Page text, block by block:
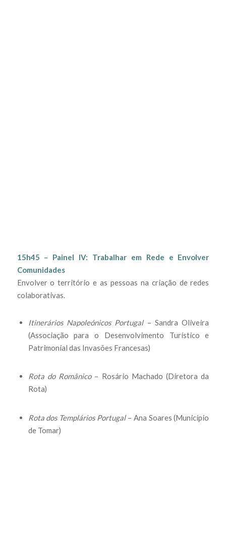
15h45 – Painel IV: Trabalhar em Rede e Envolver
Comunidades
Envolver o território e as pessoas na criação de redes
colaborativas.
Itinerários Napoleónicos Portugal– Sandra Oliveira
(Associação para o Desenvolvimento Turístico e
Patrimonial das Invasões Francesas)
Rota do Românico– Rosário Machado (Diretora da
Rota)
Rota dos Templários Portugal– Ana Soares (Município
de Tomar)